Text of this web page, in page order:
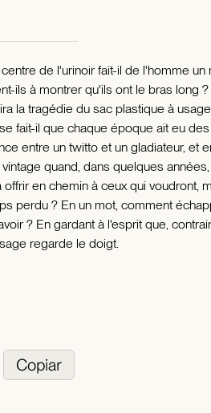
de l'urinoir fait-il de l'homme un
ils à montrer qu'ils ont le bras long
la tragédie du sac plastique à
fait-il que chaque époque ait eu
entre un twitto et un gladiateur, et
quand, dans quelques
en chemin à ceux qui voudront,
perdu ? En un mot, comment
? En gardant à l'esprit que,
regarde le doigt.